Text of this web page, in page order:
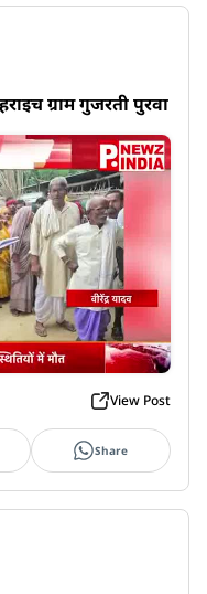
ग्राम गुजरती पुरवा
View Post
Share